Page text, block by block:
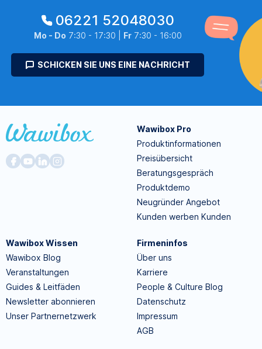
06221 52048030
Mo - Do 7:30 - 17:30 | Fr7:30 - 16:00
SCHICKEN SIE UNS EINE NACHRICHT
Wawibox Pro
Produktinformationen
Preisübersicht
Beratungsgespräch
Produktdemo
Neugründer Angebot
Kunden werben Kunden
Wawibox Wissen
Wawibox Blog
Veranstaltungen
Guides & Leitfäden
Newsletter abonnieren
Unser Partnernetzwerk
Firmeninfos
Über uns
Karriere
People & Culture Blog
Datenschutz
Impressum
AGB